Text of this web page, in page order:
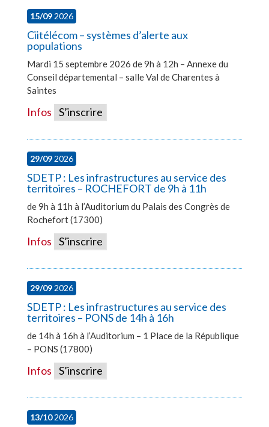
15/092026
Ciitélécom – systèmes d’alerte aux
populations
Mardi 15 septembre 2026 de 9h à 12h – Annexe du
Conseil départemental – salle Val de Charentes à
Saintes
Infos S’inscrire
29/092026
SDETP : Les infrastructures au service des
territoires – ROCHEFORT de 9h à 11h
de 9h à 11h à l’Auditorium du Palais des Congrès de
Rochefort (17300)
Infos S’inscrire
29/092026
SDETP : Les infrastructures au service des
territoires – PONS de 14h à 16h
de 14h à 16h à l’Auditorium – 1 Place de la République
– PONS (17800)
Infos S’inscrire
13/102026